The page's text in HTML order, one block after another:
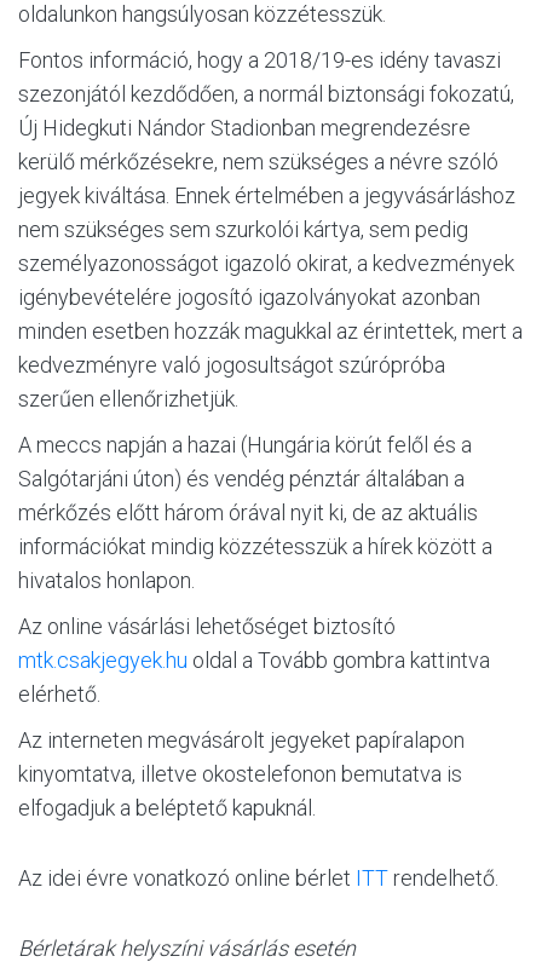
oldalunkon hangsúlyosan közzétesszük.
Fontos információ, hogy a 2018/19-es idény tavaszi
szezonjától kezdődően, a normál biztonsági fokozatú,
Új Hidegkuti Nándor Stadionban megrendezésre
kerülő mérkőzésekre, nem szükséges a névre szóló
jegyek kiváltása. Ennek értelmében a jegyvásárláshoz
nem szükséges sem szurkolói kártya, sem pedig
személyazonosságot igazoló okirat, a kedvezmények
igénybevételére jogosító igazolványokat azonban
minden esetben hozzák magukkal az érintettek, mert a
kedvezményre való jogosultságot szúrópróba
szerűen ellenőrizhetjük.
A meccs napján a hazai (Hungária körút felől és a
Salgótarjáni úton) és vendég pénztár általában a
mérkőzés előtt három órával nyit ki, de az aktuális
információkat mindig közzétesszük a hírek között a
hivatalos honlapon.
Az online vásárlási lehetőséget biztosító
mtk.csakjegyek.hu oldal a Tovább gombra kattintva
elérhető.
Az interneten megvásárolt jegyeket papíralapon
kinyomtatva, illetve okostelefonon bemutatva is
elfogadjuk a beléptető kapuknál.
Az idei évre vonatkozó online bérlet ITT rendelhető.
Bérletárak helyszíni vásárlás esetén